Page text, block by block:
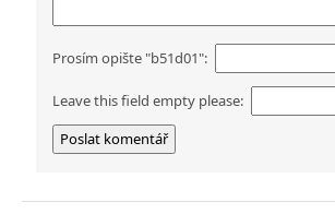
Prosím opište "b51d01":
Leave this field empty please: